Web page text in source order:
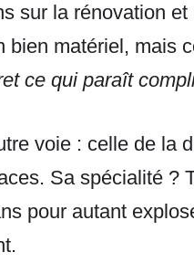
sur la rénovation
bien matériel,
ce qui paraît
voie : celle de la
Sa spécialité
pour autant